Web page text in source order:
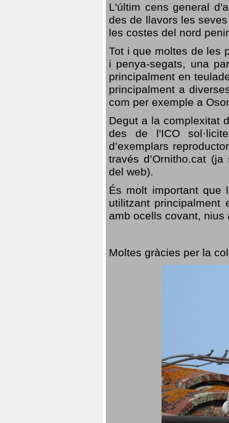
L'últim cens general
des de llavors les
les costes del nord
Tot i que moltes de les
i penya-segats, una
principalment en
principalment a
com per exemple a
Degut a la complexitat
des de l'ICO
d’exemplars
través d’Ornitho.cat
del web).
És molt important que
utilitzant
amb ocells covant,
Moltes gràcies per la